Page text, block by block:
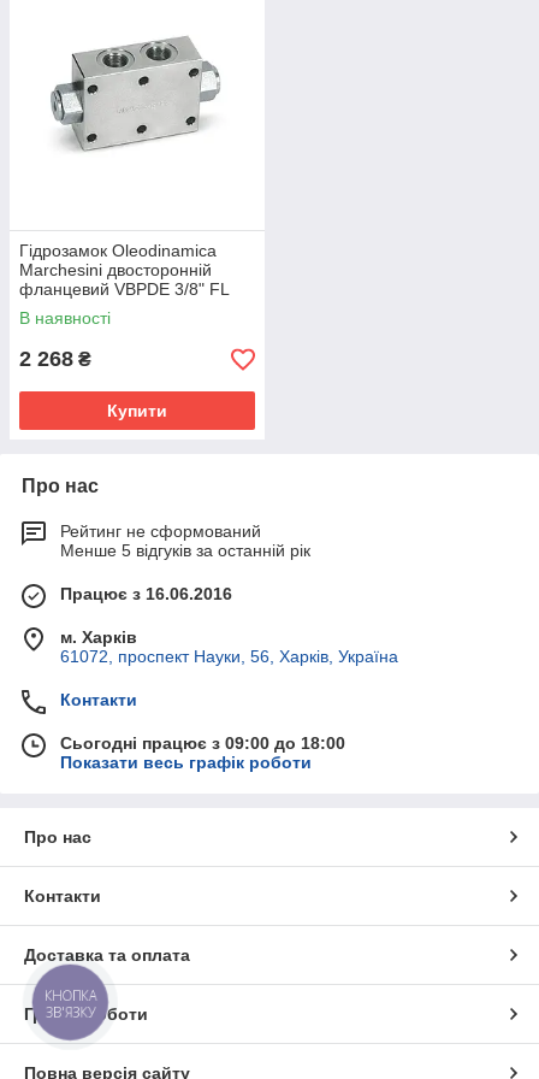
Гідрозамок Oleodinamica
Marchesini двосторонній
фланцевий VBPDE 3/8" FL
В наявності
2 268 ₴
Купити
Про нас
Рейтинг не сформований
Менше 5 відгуків за останній рік
Працює з 16.06.2016
м. Харків
61072, проспект Науки, 56, Харків, Україна
Контакти
Сьогодні працює з 09:00 до 18:00
Показати весь графік роботи
Про нас
Контакти
Доставка та оплата
Графік роботи
Повна версія сайту
КНОПКА
ЗВ'ЯЗКУ